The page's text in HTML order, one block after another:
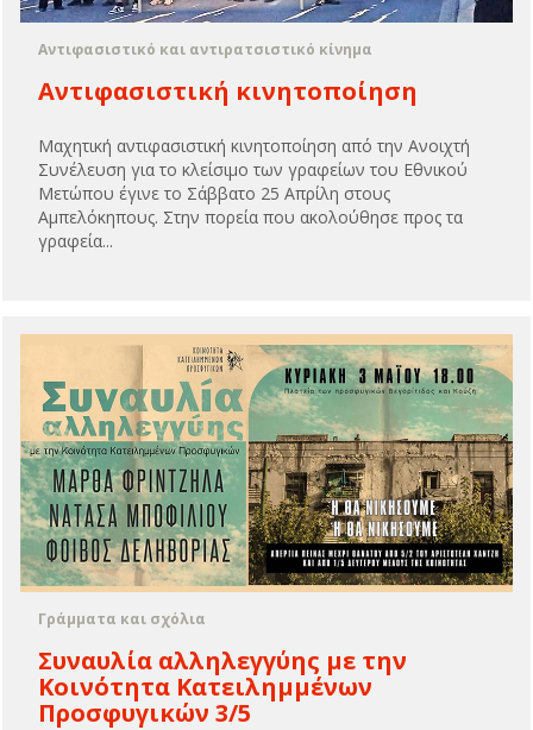
Αντιφασιστικό και αντιρατσιστικό κίνημα
Αντιφασιστική κινητοποίηση
Mαχητική αντιφασιστική κινητοποίηση από την Ανοιχτή
Συνέλευση για το κλείσιμο των γραφείων του Εθνικού
Μετώπου έγινε το Σάββατο 25 Απρίλη στους
Αμπελόκηπους. Στην πορεία που ακολούθησε προς τα
γραφεία...
Γράμματα και σχόλια
Συναυλία αλληλεγγύης με την
Κοινότητα Κατειλημμένων
Προσφυγικών 3/5